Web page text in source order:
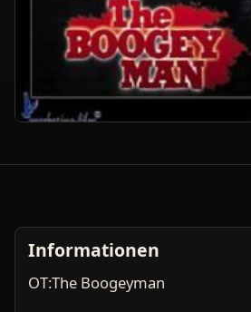
Informationen
OT:The Boogeyman